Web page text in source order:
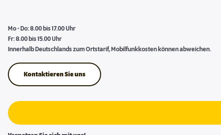
Mo - Do: 8.00 bis 17.00 Uhr
Fr: 8.00 bis 15.00 Uhr
Innerhalb Deutschlands zum Ortstarif, Mobilfunkkosten können abweichen.
Kontaktieren Sie uns